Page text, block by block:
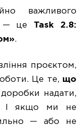
важливого
— це Task 2.8:
.
проєктом,
Це те, що
доробки надати,
І якщо ми не
— або не